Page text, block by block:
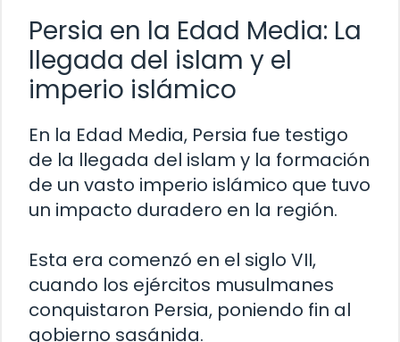
Persia en la Edad Media: La
llegada del islam y el
imperio islámico
En la Edad Media, Persia fue testigo
de la llegada del islam y la formación
de un vasto imperio islámico que tuvo
un impacto duradero en la región.
Esta era comenzó en el siglo VII,
cuando los ejércitos musulmanes
conquistaron Persia, poniendo fin al
gobierno sasánida.